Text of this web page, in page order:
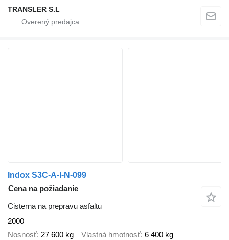
TRANSLER S.L
Indox S3C-A-I-N-099
Cena na požiadanie
Cisterna na prepravu asfaltu
2000
Nosnosť 27 600 kg Vlastná hmotnosť 6 400 kg